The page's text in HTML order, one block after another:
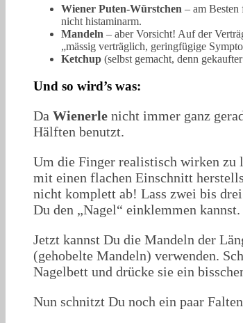
Wiener Puten-Würstchen – am Besten
nicht histaminarm.
Mandeln – aber Vorsicht! Auf der
„mässig verträglich, geringfügige
Ketchup (selbst gemacht, denn
Und so wird’s was:
Da Wienerle nicht immer ganz
Hälften benutzt.
Um die Finger realistisch wirken zu
mit einen flachen Einschnitt
nicht komplett ab! Lass zwei bis
Du den „Nagel“ einklemmen kannst.
Jetzt kannst Du die Mandeln der
(gehobelte Mandeln) verwenden.
Nagelbett und drücke sie ein
Nun schnitzt Du noch ein paar